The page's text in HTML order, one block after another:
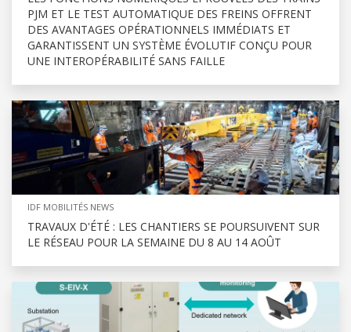
PJM ET LE TEST AUTOMATIQUE DES FREINS OFFRENT
DES AVANTAGES OPÉRATIONNELS IMMÉDIATS ET
GARANTISSENT UN SYSTÈME ÉVOLUTIF CONÇU POUR
UNE INTEROPÉRABILITÉ SANS FAILLE
IDF MOBILITÉS NEWS
TRAVAUX D'ÉTÉ : LES CHANTIERS SE POURSUIVENT SUR
LE RÉSEAU POUR LA SEMAINE DU 8 AU 14 AOÛT